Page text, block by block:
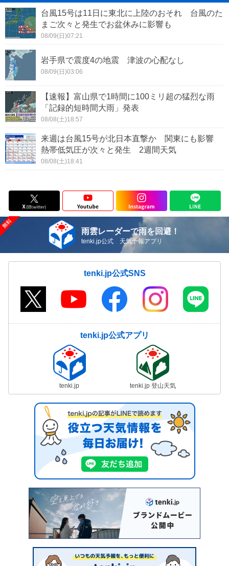
台風15号は11日に東北に上陸のおそれ 台風のた
まご次々と発生でお盆休みに影響も
08/09(日)07:21
岩手県で震度4の地震 津波の心配なし
08/09(日)03:06
【速報】富山県で1時間に100ミリ超の猛烈な雨
「記録的短時間大雨」発表
08/08(土)18:57
来週は台風15号が北日本直撃か 関東にも影響
熱帯低気圧が次々と発生 2週間天気
08/08(土)18:41
雨雲レーダーで雨を回避！
tenki.jp公式 天気予報アプリ
tenki.jp公式SNS
tenki.jp公式アプリ
tenki.jp tenki.jp 登山天気